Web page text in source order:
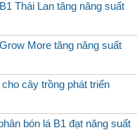
Thái Lan tăng năng suất
More tăng năng suất
cây trồng phát triển
bón lá B1 đạt năng suất